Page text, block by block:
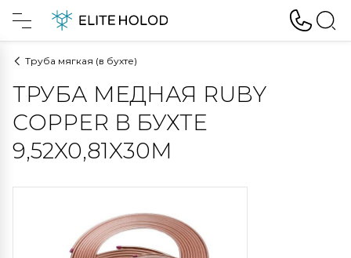
Труба мягкая (в бухте)
ТРУБА МЕДНАЯ RUBY
COPPER В БУХТЕ
9,52X0,81X30M